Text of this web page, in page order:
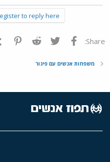
to reply here.
Share: פייסבוק Twitter
Reddit
משפחות אנשים עם פיגור